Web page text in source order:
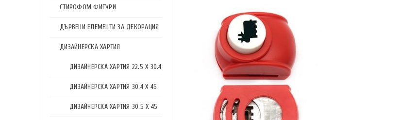
СТИРОФОМ ФИГУРИ
ДЪРВЕНИ ЕЛЕМЕНТИ ЗА ДЕКОРАЦИЯ
ДИЗАЙНЕРСКА ХАРТИЯ
ДИЗАЙНЕРСКА ХАРТИЯ 22.5 X 30.4
ДИЗАЙНЕРСКА ХАРТИЯ 30.4 X 45
ДИЗАЙНЕРСКА ХАРТИЯ 30.5 X 45